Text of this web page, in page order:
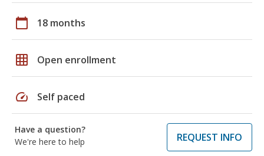
calendar_today 18 months
grid_on Open enrollment
speed Self paced
Have a question?
We're here to help
REQUEST INFO